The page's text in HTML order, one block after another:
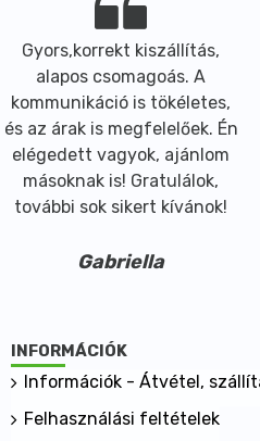
Gyors,korrekt kiszállítás,
alapos csomagoás. A
kommunikáció is tökéletes,
és az árak is megfelelőek. Én
elégedett vagyok, ajánlom
másoknak is! Gratulálok,
további sok sikert kívánok!
Gabriella
INFORMÁCIÓK
Információk - Átvétel,
Felhasználási feltételek